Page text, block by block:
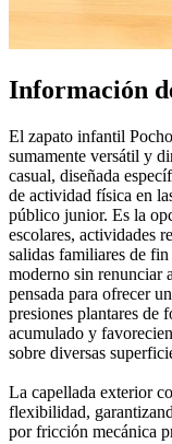
Información
El zapato infantil
sumamente versátil y
casual, diseñada
de actividad física en
público junior. Es la
escolares, actividades
salidas familiares de
moderno sin renunciar
pensada para ofrecer
presiones plantares de
acumulado y
sobre diversas
La capellada exterior
flexibilidad,
por fricción mecánica